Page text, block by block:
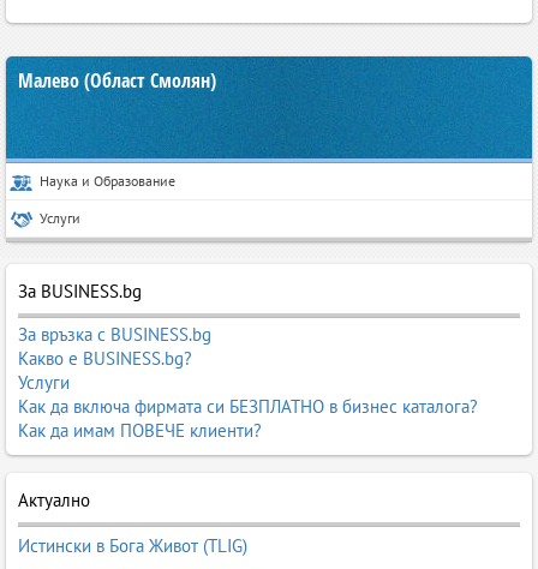
Малево (Област Смолян)
Наука и Образование
Услуги
За BUSINESS.bg
За връзка с BUSINESS.bg
Какво е BUSINESS.bg?
Услуги
Как да включа фирмата си БЕЗПЛАТНО в бизнес каталога?
Как да имам ПОВЕЧЕ клиенти?
Актуално
Истински в Бога Живот (TLIG)